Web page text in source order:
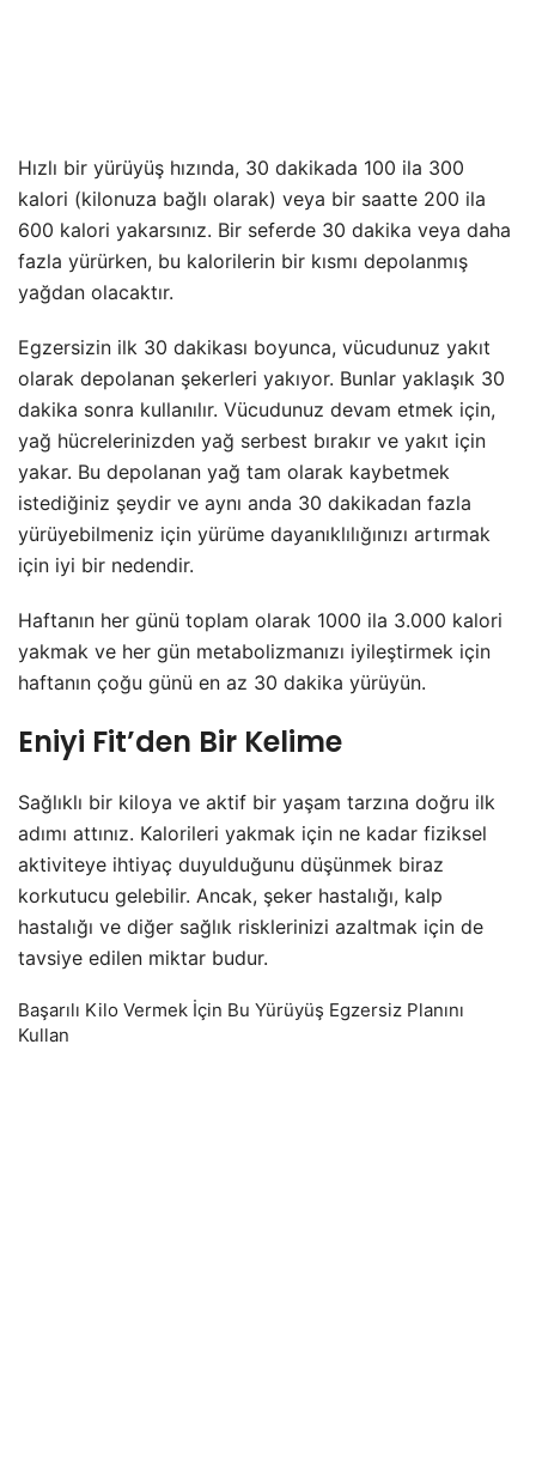
Hızlı bir yürüyüş hızında, 30 dakikada 100 ila 300
kalori (kilonuza bağlı olarak) veya bir saatte 200 ila
600 kalori yakarsınız. Bir seferde 30 dakika veya daha
fazla yürürken, bu kalorilerin bir kısmı depolanmış
yağdan olacaktır.
Egzersizin ilk 30 dakikası boyunca, vücudunuz yakıt
olarak depolanan şekerleri yakıyor. Bunlar yaklaşık 30
dakika sonra kullanılır. Vücudunuz devam etmek için,
yağ hücrelerinizden yağ serbest bırakır ve yakıt için
yakar. Bu depolanan yağ tam olarak kaybetmek
istediğiniz şeydir ve aynı anda 30 dakikadan fazla
yürüyebilmeniz için yürüme dayanıklılığınızı artırmak
için iyi bir nedendir.
Haftanın her günü toplam olarak 1000 ila 3.000 kalori
yakmak ve her gün metabolizmanızı iyileştirmek için
haftanın çoğu günü en az 30 dakika yürüyün.
Eniyi Fit’den Bir Kelime
Sağlıklı bir kiloya ve aktif bir yaşam tarzına doğru ilk
adımı attınız. Kalorileri yakmak için ne kadar fiziksel
aktiviteye ihtiyaç duyulduğunu düşünmek biraz
korkutucu gelebilir. Ancak, şeker hastalığı, kalp
hastalığı ve diğer sağlık risklerinizi azaltmak için de
tavsiye edilen miktar budur.
Başarılı Kilo Vermek İçin Bu Yürüyüş Egzersiz Planını
Kullan